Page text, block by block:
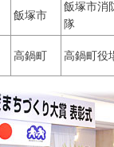
飯塚市
飯塚市
隊
高鍋町 高鍋町役